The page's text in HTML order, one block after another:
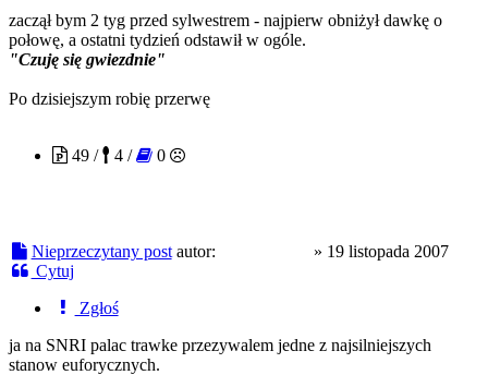
zaczął bym 2 tyg przed sylwestrem - najpierw obniżył dawkę o
połowę, a ostatni tydzień odstawił w ogóle.
"Czuję się gwiezdnie"
Po dzisiejszym robię przerwę
49 /
4 / 0
Nieprzeczytany post autor: » 19 listopada 2007
Cytuj
Zgłoś
ja na SNRI palac trawke przezywalem jedne z najsilniejszych
stanow euforycznych.